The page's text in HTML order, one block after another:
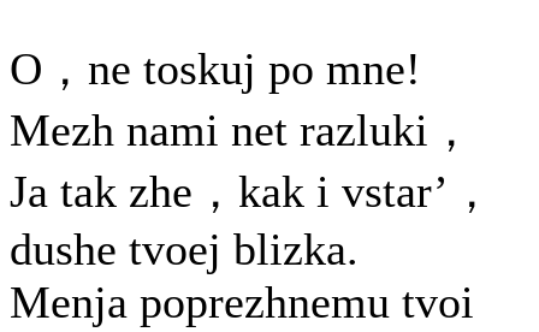
O，ne toskuj po mne!
Mezh nami net razluki，
Ja tak zhe，kak i vstar’，
dushe tvoej blizka.
Menja poprezhnemu tvoi